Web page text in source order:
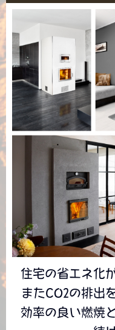
住宅の省エネ化
またCO2の排出
効率の良い燃焼